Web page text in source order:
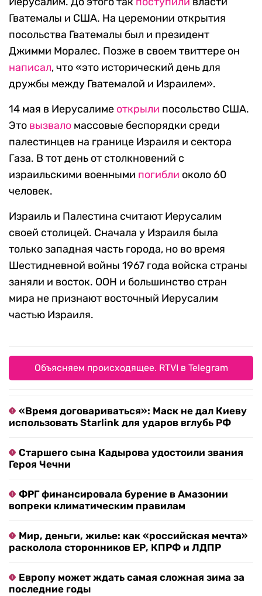
Гватемалы и США. На церемонии открытия
посольства Гватемалы был и президент
Джимми Моралес. Позже в своем твиттере он
написал, что «это исторический день для
дружбы между Гватемалой и Израилем».
14 мая в Иерусалиме открыли посольство США.
Это вызвало массовые беспорядки среди
палестинцев на границе Израиля и сектора
Газа. В тот день от столкновений с
израильскими военными погибли около 60
человек.
Израиль и Палестина считают Иерусалим
своей столицей. Сначала у Израиля была
только западная часть города, но во время
Шестидневной войны 1967 года войска страны
заняли и восток. ООН и большинство стран
мира не признают восточный Иерусалим
частью Израиля.
Объясняем происходящее. RTVI в Telegram
«Время договариваться»: Маск не дал Киеву
использовать Starlink для ударов вглубь РФ
Старшего сына Кадырова удостоили звания
Героя Чечни
ФРГ финансировала бурение в Амазонии
вопреки климатическим правилам
Мир, деньги, жилье: как «российская мечта»
расколола сторонников ЕР, КПРФ и ЛДПР
Европу может ждать самая сложная зима за
последние годы